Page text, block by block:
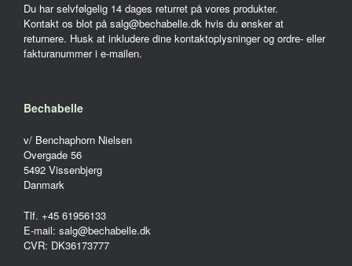
Du har selvfølgelig 14 dages returret på vores produkter.
Kontakt os blot på salg@bechabelle.dk hvis du ønsker at
returnere. Husk at inkludere dine kontaktoplysninger og ordre- eller
fakturanummer i e-mailen.
Bechabelle
v/ Benchaphorn Nielsen
Overgade 56
5492 Vissenbjerg
Danmark
Tlf. +45 61956133
E-mail: salg@bechabelle.dk
CVR: DK36173777